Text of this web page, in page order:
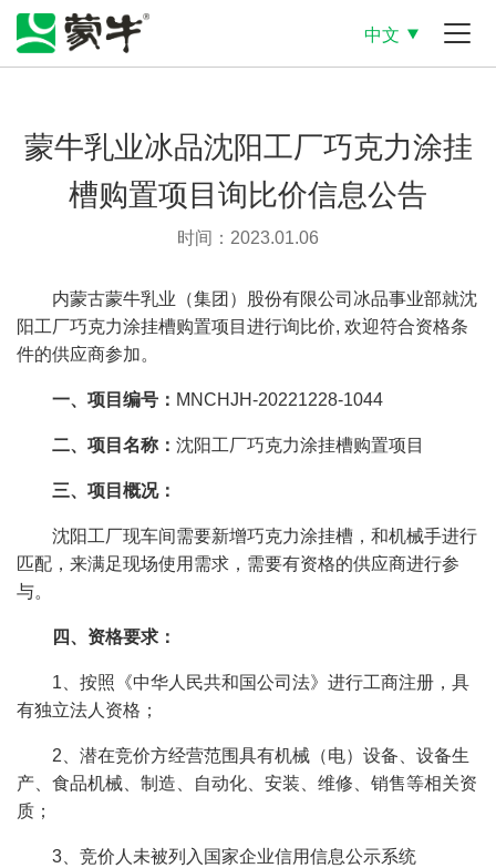
中文
蒙牛乳业冰品沈阳工厂巧克力涂挂
槽购置项目询比价信息公告
时间：2023.01.06
内蒙古蒙牛乳业（集团）股份有限公司冰品事业部就沈
阳工厂巧克力涂挂槽购置项目进行询比价, 欢迎符合资格条
件的供应商参加。
一、项目编号： MNCHJH-20221228-1044
二、项目名称： 沈阳工厂巧克力涂挂槽购置项目
三、项目概况：
沈阳工厂现车间需要新增巧克力涂挂槽，和机械手进行
匹配，来满足现场使用需求，需要有资格的供应商进行参
与。
四、资格要求：
1、按照《中华人民共和国公司法》进行工商注册，具
有独立法人资格；
2、潜在竞价方经营范围具有机械（电）设备、设备生
产、食品机械、制造、自动化、安装、维修、销售等相关资
质；
3、竞价人未被列入国家企业信用信息公示系统